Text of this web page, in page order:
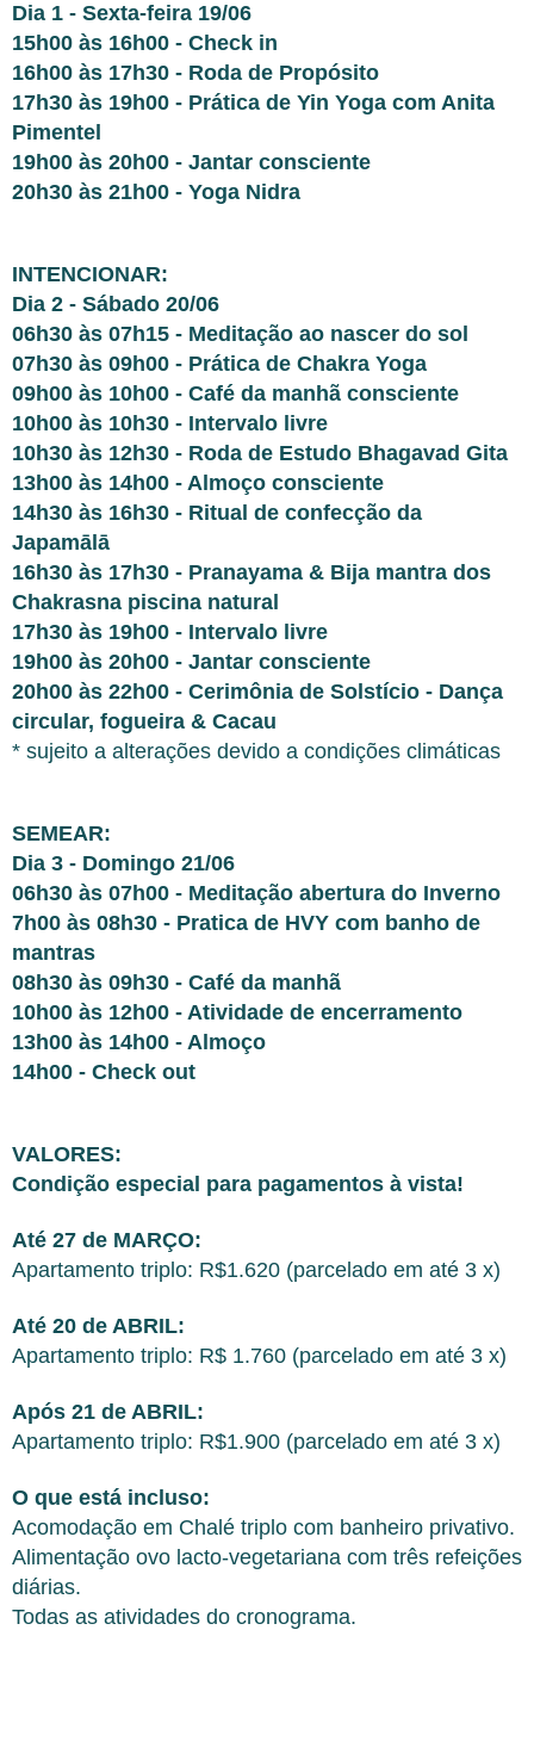
Dia 1 - Sexta-feira 19/06
15h00 às 16h00 - Check in
16h00 às 17h30 - Roda de Propósito
17h30 às 19h00 - Prática de Yin Yoga com Anita
Pimentel
19h00 às 20h00 - Jantar consciente
20h30 às 21h00 - Yoga Nidra
INTENCIONAR:
Dia 2 - Sábado 20/06
06h30 às 07h15 - Meditação ao nascer do sol
07h30 às 09h00 - Prática de Chakra Yoga
09h00 às 10h00 - Café da manhã consciente
10h00 às 10h30 - Intervalo livre
10h30 às 12h30 - Roda de Estudo Bhagavad Gita
13h00 às 14h00 - Almoço consciente
14h30 às 16h30 - Ritual de confecção da
Japamālā
16h30 às 17h30 - Pranayama & Bija mantra dos
Chakrasna piscina natural
17h30 às 19h00 - Intervalo livre
19h00 às 20h00 - Jantar consciente
20h00 às 22h00 - Cerimônia de Solstício - Dança
circular, fogueira & Cacau
* sujeito a alterações devido a condições climáticas
SEMEAR:
Dia 3 - Domingo 21/06
06h30 às 07h00 - Meditação abertura do Inverno
7h00 às 08h30 - Pratica de HVY com banho de
mantras
08h30 às 09h30 - Café da manhã
10h00 às 12h00 - Atividade de encerramento
13h00 às 14h00 - Almoço
14h00 - Check out
VALORES:
Condição especial para pagamentos à vista!
Até 27 de MARÇO:
Apartamento triplo: R$1.620 (parcelado em até 3 x)
Até 20 de ABRIL:
Apartamento triplo: R$ 1.760 (parcelado em até 3 x)
Após 21 de ABRIL:
Apartamento triplo: R$1.900 (parcelado em até 3 x)
O que está incluso:
Acomodação em Chalé triplo com banheiro privativo.
Alimentação ovo lacto-vegetariana com três refeições
diárias.
Todas as atividades do cronograma.